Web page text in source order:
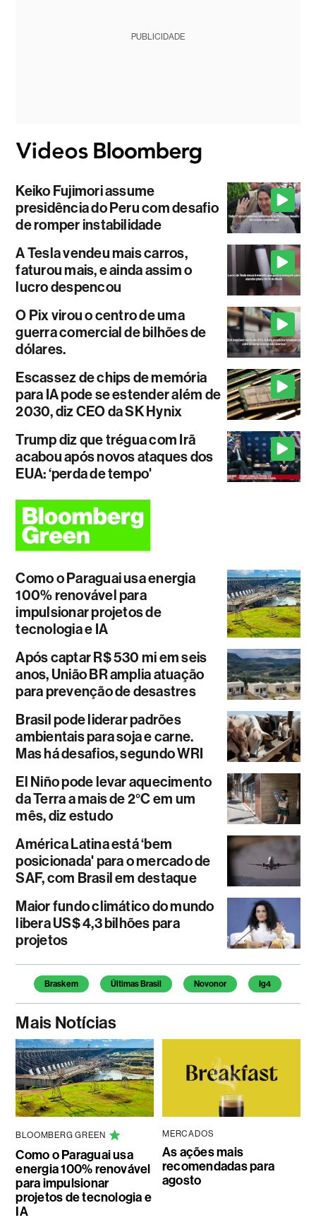
PUBLICIDADE
Keiko Fujimori assume
presidência do Peru com desafio
de romper instabilidade
A Tesla vendeu mais carros,
faturou mais, e ainda assim o
lucro despencou
O Pix virou o centro de uma
guerra comercial de bilhões de
dólares.
Escassez de chips de memória
para IA pode se estender além de
2030, diz CEO da SK Hynix
Trump diz que trégua com Irã
acabou após novos ataques dos
EUA: ‘perda de tempo'
Como o Paraguai usa energia
100% renovável para
impulsionar projetos de
tecnologia e IA
Após captar R$ 530 mi em seis
anos, União BR amplia atuação
para prevenção de desastres
Brasil pode liderar padrões
ambientais para soja e carne.
Mas há desafios, segundo WRI
El Niño pode levar aquecimento
da Terra a mais de 2°C em um
mês, diz estudo
América Latina está ‘bem
posicionada' para o mercado de
SAF, com Brasil em destaque
Maior fundo climático do mundo
libera US$ 4,3 bilhões para
projetos
Temas deste artigo
Braskem Últimas Brasil Novonor Ig4
Mais Notícias
BLOOMBERG GREEN
Como o Paraguai usa
energia 100% renovável
para impulsionar
projetos de tecnologia e
IA
MERCADOS
As ações mais
recomendadas para
agosto